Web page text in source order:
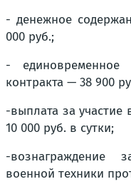
- денежное
000 руб.;
-
контракта — 38 900
-выплата за
10 000 руб. в сутки;
-вознаграждение
военной техники